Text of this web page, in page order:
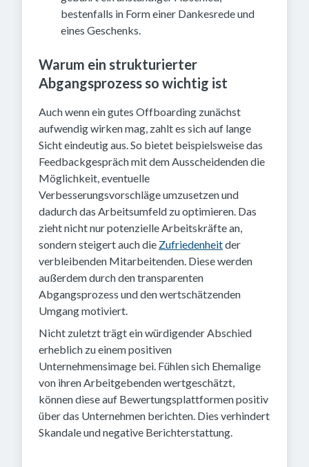
bestenfalls in Form einer Dankesrede und
eines Geschenks.
Warum ein strukturierter
Abgangsprozess so wichtig ist
Auch wenn ein gutes Offboarding zunächst
aufwendig wirken mag, zahlt es sich auf lange
Sicht eindeutig aus. So bietet beispielsweise das
Feedbackgespräch mit dem Ausscheidenden die
Möglichkeit, eventuelle
Verbesserungsvorschläge umzusetzen und
dadurch das Arbeitsumfeld zu optimieren. Das
zieht nicht nur potenzielle Arbeitskräfte an,
sondern steigert auch die Zufriedenheitder
verbleibenden Mitarbeitenden. Diese werden
außerdem durch den transparenten
Abgangsprozess und den wertschätzenden
Umgang motiviert.
Nicht zuletzt trägt ein würdigender Abschied
erheblich zu einem positiven
Unternehmensimage bei. Fühlen sich Ehemalige
von ihren Arbeitgebenden wertgeschätzt,
können diese auf Bewertungsplattformen positiv
über das Unternehmen berichten. Dies verhindert
Skandale und negative Berichterstattung.